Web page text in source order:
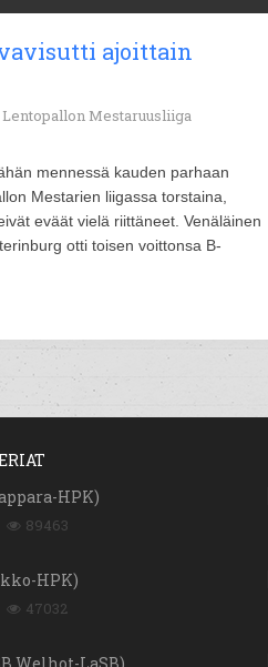
ajoittain
Mestaruusliiga
mennessä kauden parhaan
Mestarien liigassa torstaina,
eväät vielä riittäneet. Venäläinen
otti toisen voittonsa B-
HPK)
89463
HPK)
47032